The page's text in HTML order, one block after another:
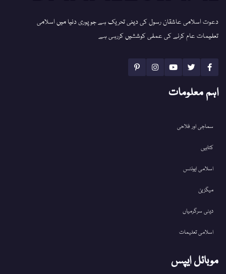
دعوت اسلامی عاشقان رسول کی دینی تحریک ہے جو پوری دنیا میں اسلامی
تعلیمات عام کرنے کی عملی کوششیں کررہی ہے
اہم معلومات
سماجی اور فلاحی
کتابیں
اسلامی ایونٹس
میگزین
دینی سرگرمیاں
اسلامی تعلیمات
موبائل ایپس